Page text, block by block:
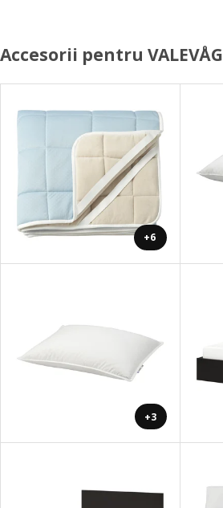
Accesorii pentru VALEVÅG
+6
+3